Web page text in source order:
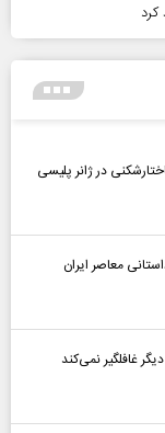
در ژانر پلیسی
معاصر ایران
غافلگیر نمی‌کند